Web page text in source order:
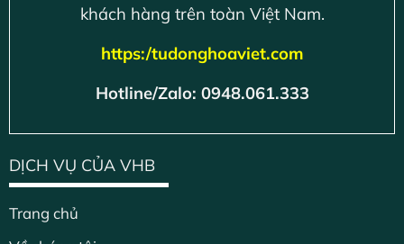
khách hàng trên toàn Việt Nam.
https:/tudonghoaviet.com
Hotline/Zalo: 0948.061.333
DỊCH VỤ CỦA VHB
Trang chủ